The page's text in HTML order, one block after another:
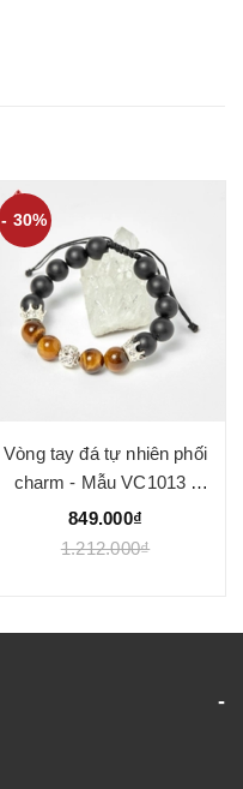
- 30%
Vòng tay đá tự nhiên phối
charm - Mẫu VC1013 -
Ngọc Quý
849.000₫
1.212.000₫